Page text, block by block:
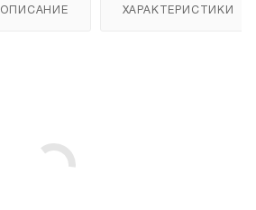
ОПИСАНИЕ ХАРАКТЕРИСТИКИ